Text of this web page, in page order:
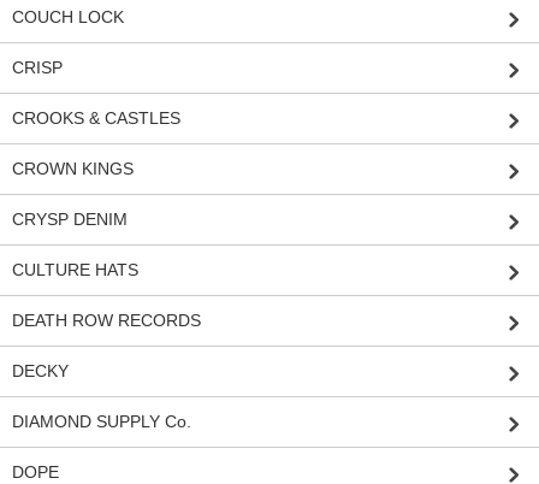
COUCH LOCK
CRISP
CROOKS & CASTLES
CROWN KINGS
CRYSP DENIM
CULTURE HATS
DEATH ROW RECORDS
DECKY
DIAMOND SUPPLY Co.
DOPE